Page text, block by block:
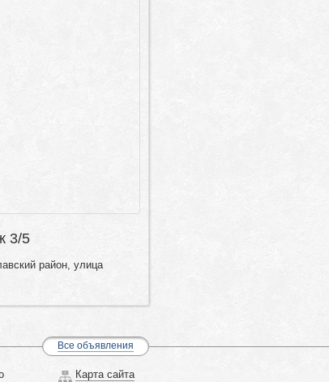
3/5
район, улица
Все объявления
Карта сайта